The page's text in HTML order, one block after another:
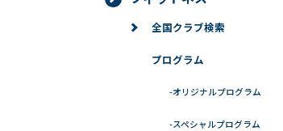
全国クラブ検索
プログラム
-オリジナルプログラム
-スペシャルプログラム